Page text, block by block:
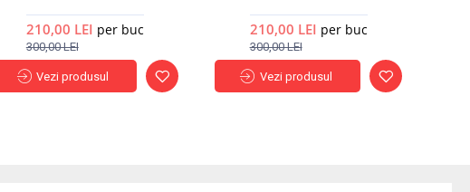
210,00 LEI per buc
300,00 LEI
Vezi produsul
210,00 LEI per buc
300,00 LEI
Vezi produsul